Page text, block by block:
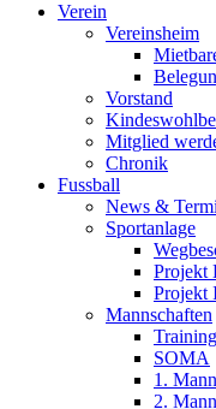
Verein
Vereinsheim
Vorstand
Mitglied
Chronik
Fussball
News &
Sportanlage
Projekt
Projekt
Mannschaften
SOMA
1.
2.